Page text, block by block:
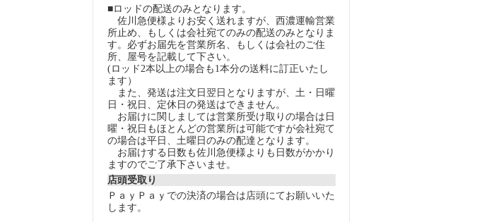
■ロッドの配送のみとなります。
佐川急便様よりお安く送れますが、西濃運輸営業
所止め、もしくは会社宛てのみの配送のみとなりま
す。必ずお届先を営業所名、もしくは会社のご住
所、屋号を記載して下さい。
(ロッド2本以上の場合も1本分の送料に訂正いたし
ます）
また、発送は注文日翌日となりますが、土・日曜
日・祝日、定休日の発送はできません。
お届けに関しましては営業所受け取りの場合は日
曜・祝日もほとんどの営業所は可能ですが会社宛て
の場合は平日、土曜日のみの配達となります。
お届けする日数も佐川急便様よりも日数がかかり
ますのでご了承下さいませ。
店頭受取り
ＰａｙＰａｙでの決済の場合は店頭にてお願いいた
します。